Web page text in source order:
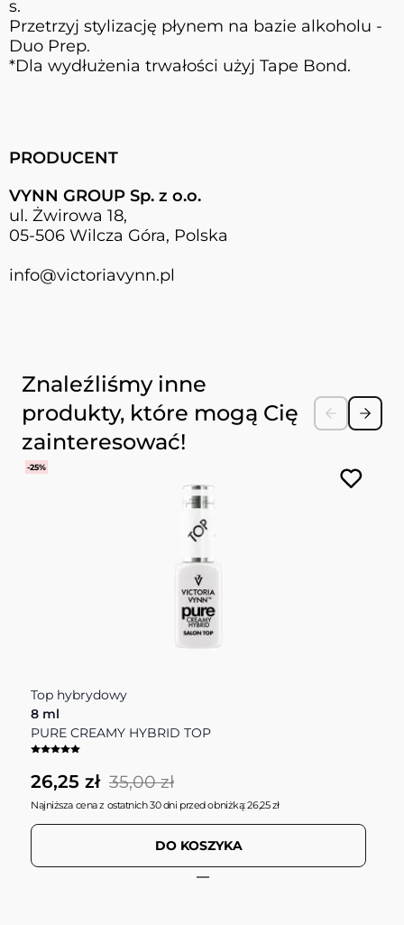
s.
Przetrzyj stylizację płynem na bazie alkoholu -
Duo Prep.
*Dla wydłużenia trwałości użyj Tape Bond.
PRODUCENT
VYNN GROUP Sp. z o.o.
ul. Żwirowa 18,
05-506 Wilcza Góra, Polska
info@victoriavynn.pl
Naciśnij, aby pominąć karuzelę
Znaleźliśmy inne
produkty, które mogą Cię
zainteresować!
-25%
Top hybrydowy
8 ml
PURE CREAMY HYBRID TOP
26,25 zł 35,00 zł
Najniższa cena z ostatnich 30 dni przed obniżką: 26,25 zł
DO KOSZYKA